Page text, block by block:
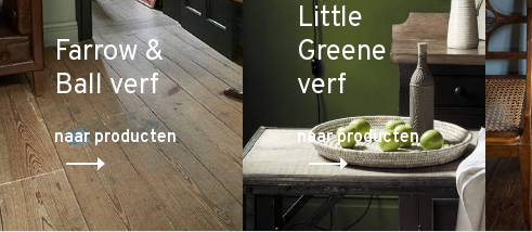
Farrow &
Ball verf
naar producten
Little
Greene
verf
naar producten